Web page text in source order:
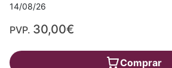
14/08/26
PVP. 30,00€
Comprar